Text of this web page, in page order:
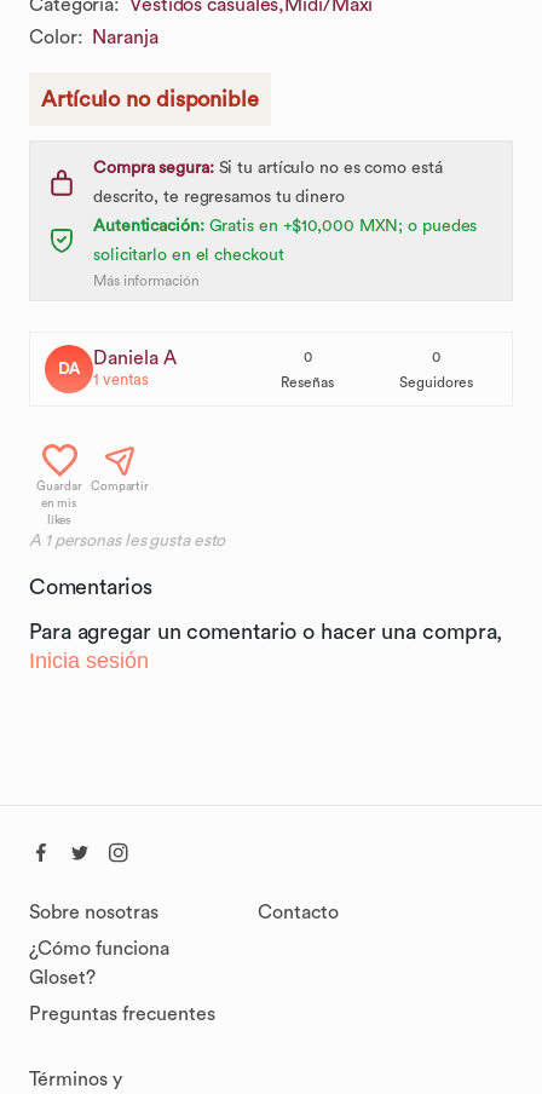
Categoría: Vestidos casuales, Midi/Maxi
Color: Naranja
Artículo no disponible
Compra segura:Si tu artículo no es como está
descrito, te regresamos tu dinero
Autenticación:Gratis en +$10,000 MXN; o puedes
solicitarlo en el checkout
Más información
DA Daniela A
1 ventas
0
Reseñas
0
Seguidores
Guardar
en mis
likes
Compartir
A 1personas les gusta esto
Comentarios
Para agregar un comentario o hacer una compra,
Inicia sesión
Sobre nosotras
¿Cómo funciona
Gloset?
Preguntas frecuentes
Contacto
Términos y